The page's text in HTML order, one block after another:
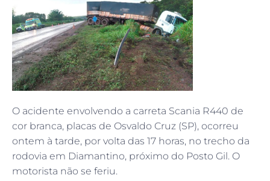
O acidente envolvendo a carreta Scania R440 de
cor branca, placas de Osvaldo Cruz (SP), ocorreu
ontem à tarde, por volta das 17 horas, no trecho da
rodovia em Diamantino, próximo do Posto Gil. O
motorista não se feriu.